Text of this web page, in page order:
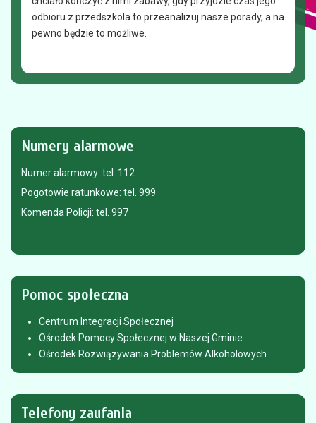
odbioru z przedszkola to przeanalizuj nasze porady, a na
pewno będzie to możliwe.
Numery alarmowe
Numer alarmowy: tel. 112
Pogotowie ratunkowe: tel. 999
Komenda Policji: tel. 997
Pomoc społeczna
Centrum Integracji Społecznej
Ośrodek Pomocy Społecznej w Naszej Gminie
Ośrodek Rozwiązywania Problemów Alkoholowych
Telefony zaufania